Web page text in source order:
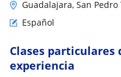
Guadalajara, San Pedro
Español
Clases particulares
experiencia